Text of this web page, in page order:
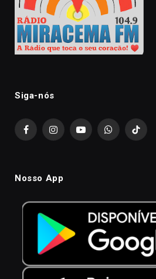
Siga-nós
FacebookInstagramYouTubeWhatsAppTikTok
Nosso App